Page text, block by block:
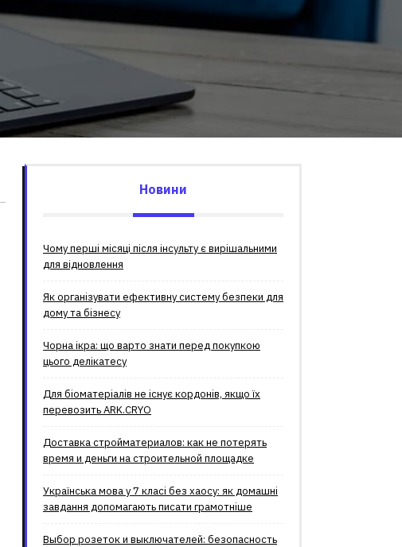
Новини
Чому перші місяці після інсульту є вирішальними
для відновлення
Як організувати ефективну систему безпеки для
дому та бізнесу
Чорна ікра: що варто знати перед покупкою
цього делікатесу
Для біоматеріалів не існує кордонів, якщо їх
перевозить ARK.CRYO
Доставка стройматериалов: как не потерять
время и деньги на строительной площадке
Українська мова у 7 класі без хаосу: як домашні
завдання допомагають писати грамотніше
Выбор розеток и выключателей: безопасность